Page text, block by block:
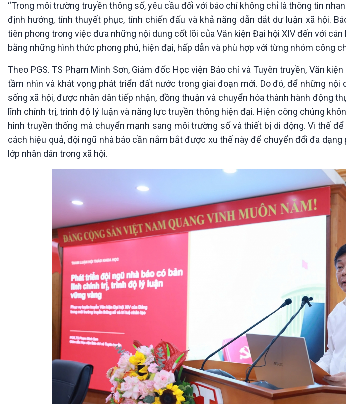
“Trong môi trường truyền thông số, yêu cầu đối với báo chí không chỉ là thông tin
định hướng, tính thuyết phục, tính chiến đấu và khả năng dẫn dắt dư luận xã hội.
tiên phong trong việc đưa những nội dung cốt lõi của Văn kiện Đại hội XIV đến với
bằng những hình thức phong phú, hiện đại, hấp dẫn và phù hợp với từng nhóm công
Theo PGS. TS Phạm Minh Sơn, Giám đốc Học viện Báo chí và Tuyên truyền, Văn
tầm nhìn và khát vọng phát triển đất nước trong giai đoạn mới. Do đó, để những
sống xã hội, được nhân dân tiếp nhận, đồng thuận và chuyển hóa thành hành động
lĩnh chính trị, trình độ lý luận và năng lực truyền thông hiện đại. Hiện công chúng
hình truyền thống mà chuyển mạnh sang môi trường số và thiết bị di động. Vì thế
cách hiệu quả, đội ngũ nhà báo cần nắm bắt được xu thế này để chuyển đổi đa
lớp nhân dân trong xã hội.